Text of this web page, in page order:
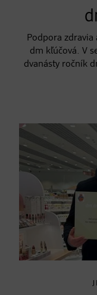
Podpora zdravia
dm kľúčová. V
dvanásty ročník